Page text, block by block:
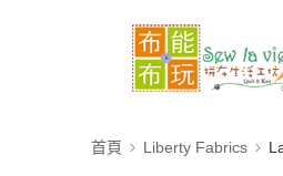
首頁 Liberty Fabrics